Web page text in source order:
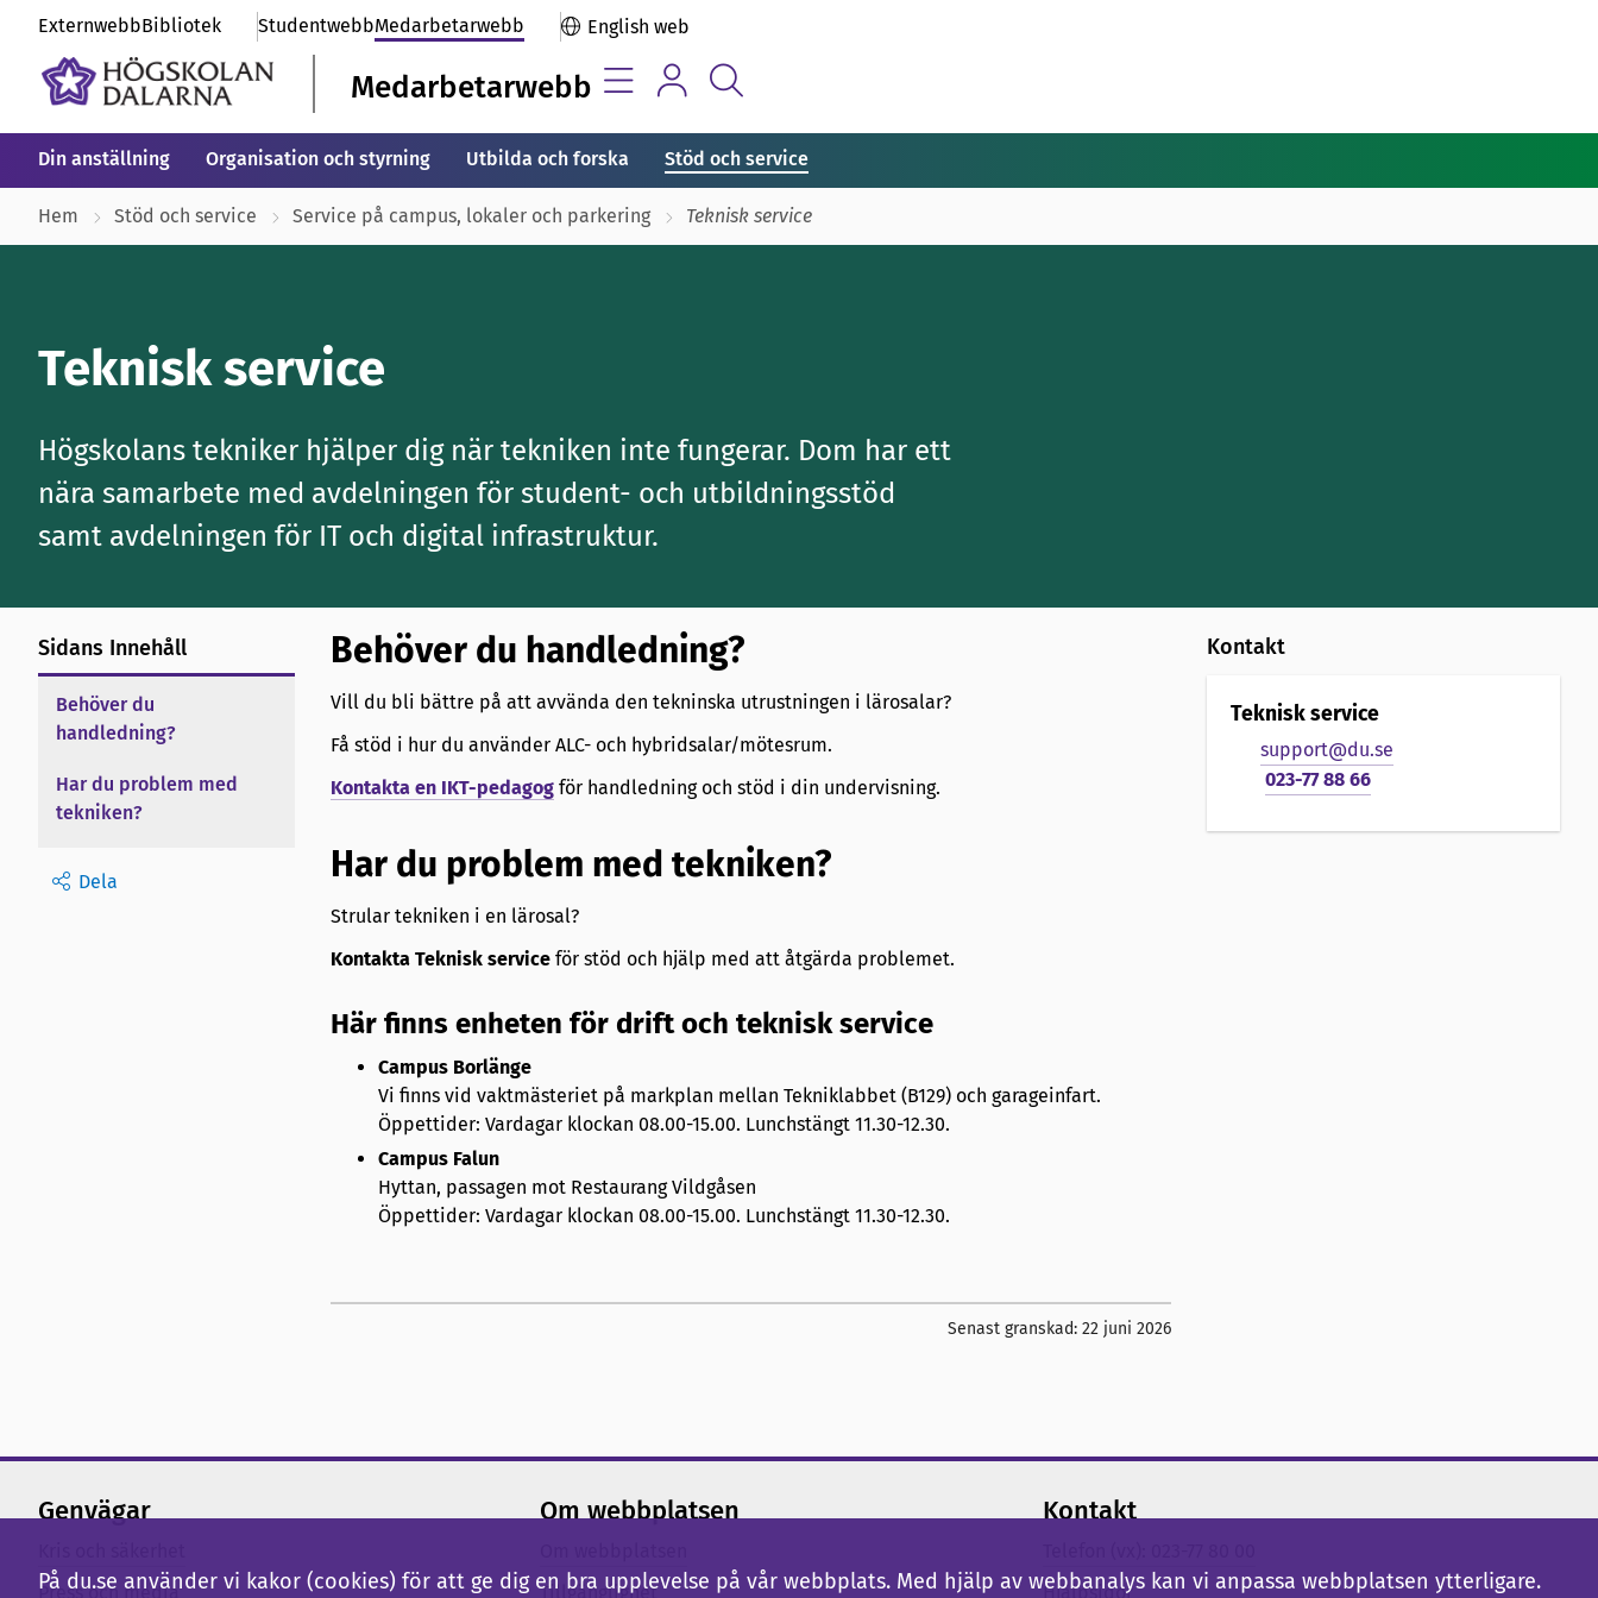
ExternwebbBibliotek StudentwebbMedarbetarwebb English web
Medarbetarwebb
Din anställning Organisation och styrning Utbilda och forska Stöd och service
Hem Stöd och service Service på campus, lokaler och parkering Teknisk service
Teknisk service
Högskolans tekniker hjälper dig när tekniken inte fungerar. Dom har ett
nära samarbete med avdelningen för student- och utbildningsstöd
samt avdelningen för IT och digital infrastruktur.
Sidans Innehåll
Behöver du
handledning?
Har du problem med
tekniken?
Dela
Behöver du handledning?
Vill du bli bättre på att avvända den tekninska utrustningen i lärosalar?
Få stöd i hur du använder ALC- och hybridsalar/mötesrum.
Kontakta en IKT-pedagogför handledning och stöd i din undervisning.
Har du problem med tekniken?
Strular tekniken i en lärosal?
Kontakta Teknisk serviceför stöd och hjälp med att åtgärda problemet.
Här finns enheten för drift och teknisk service
Campus Borlänge
Vi finns vid vaktmästeriet på markplan mellan Tekniklabbet (B129) och garageinfart.
Öppettider: Vardagar klockan 08.00-15.00. Lunchstängt 11.30-12.30.
Campus Falun
Hyttan, passagen mot Restaurang Vildgåsen
Öppettider: Vardagar klockan 08.00-15.00. Lunchstängt 11.30-12.30.
Senast granskad: 22 juni 2026
Kontakt
Teknisk service
support@du.se
023-77 88 66
Genvägar
Press och media
Om webbplatsen
Tillgänglighet
Kontakt
Hjälpsidor
På du.se använder vi kakor (cookies) för att ge dig en bra upplevelse på vår webbplats. Med hjälp av webbanalys kan vi anpassa webbplatsen ytterligare.